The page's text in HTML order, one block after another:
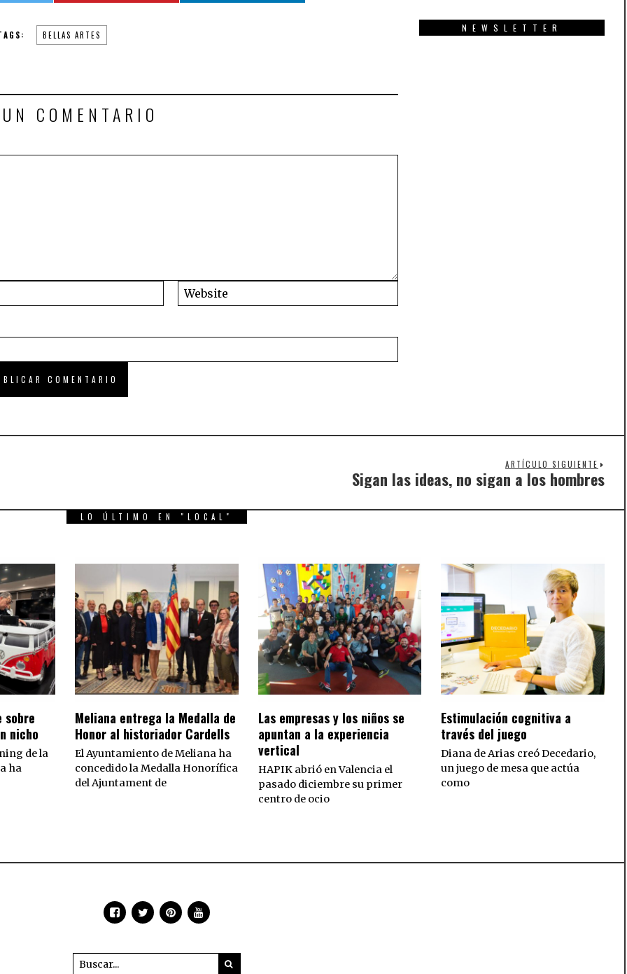
BELLAS ARTES
COMENTARIO
NEWSLETTER
ARTÍCULO SIGUIENTE
Sigan las ideas, no sigan a los hombres
LO ÚLTIMO EN "LOCAL"
nicho
de la
ha
Meliana entrega la Medalla de
Honor al historiador Cardells
El Ayuntamiento de Meliana ha
concedido la Medalla Honorífica
del Ajuntament de
Las empresas y los niños se
apuntan a la experiencia
vertical
HAPIK abrió en Valencia el
pasado diciembre su primer
centro de ocio
Estimulación cognitiva a
través del juego
Diana de Arias creó Decedario,
un juego de mesa que actúa
como